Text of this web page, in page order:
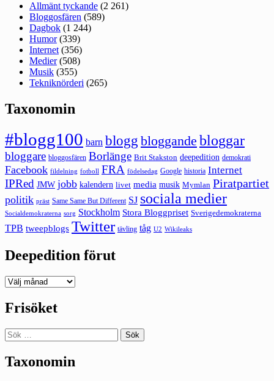
Allmänt tyckande (2 261)
Bloggosfären (589)
Dagbok (1 244)
Humor(339)
Internet (356)
Medier(508)
Musik (355)
Tekniknörderi (265)
Taxonomin
#blogg100 barn blogg bloggande bloggar
bloggare bloggosfären Borlänge Brit Stakston deepedition demokrati
Facebook fildelning fotboll FRA födelsedag Google historia Internet
IPRed JMW jobb kalendern livet media musik Mymlan Piratpartiet
politik präst Same Same But Different SJ sociala medier
Socialdemokraterna sorg Stockholm Stora Bloggpriset Sverigedemokraterna
TPB tweepblogs Twitter tävling tåg U2 Wikileaks
Deepedition förut
Deepedition
Frisöket
Sök
efter:
Taxonomin